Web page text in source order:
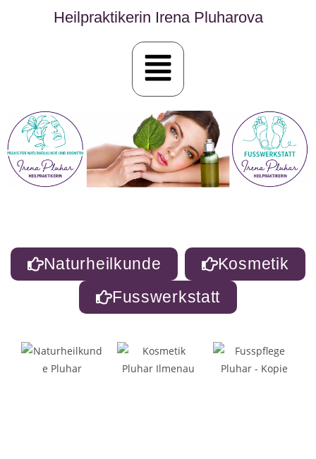
Heilpraktikerin Irena Pluharova
Naturheilkunde
Kosmetik
Fusswerkstatt